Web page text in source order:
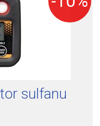
sulfanu